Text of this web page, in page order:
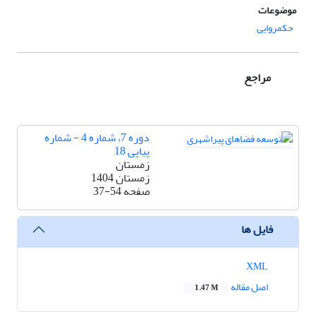
موضوعات
حکمروایی
مراجع
دوره 7، شماره 4 - شماره
پیاپی 18
زمستان
زمستان 1404
صفحه37-54
فایل ها
اصل مقاله
1.47 M